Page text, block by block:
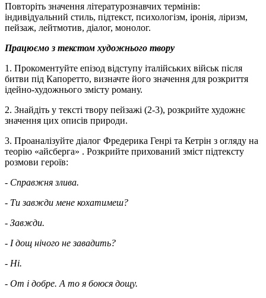
Повторіть значення літературознавчих термінів:
індивідуальний стиль, підтекст, психологізм, іронія, ліризм,
пейзаж, лейтмотив, діалог, монолог.
Працюємо з текстом художнього твору
1. Прокоментуйте епізод відступу італійських військ після
битви під Капоретто, визначте його значення для розкриття
ідейно-художнього змісту роману.
2. Знайдіть у тексті твору пейзажі (2-3), розкрийте художнє
значення цих описів природи.
3. Проаналізуйте діалог Фредерика Генрі та Кетрін з огляду на
теорію «айсберга» . Розкрийте прихований зміст підтексту
розмови героїв:
- Справжня злива.
- Ти завжди мене кохатимеш?
- Завжди.
- І дощ нічого не завадить?
- Ні.
- От і добре. А то я боюся дощу.